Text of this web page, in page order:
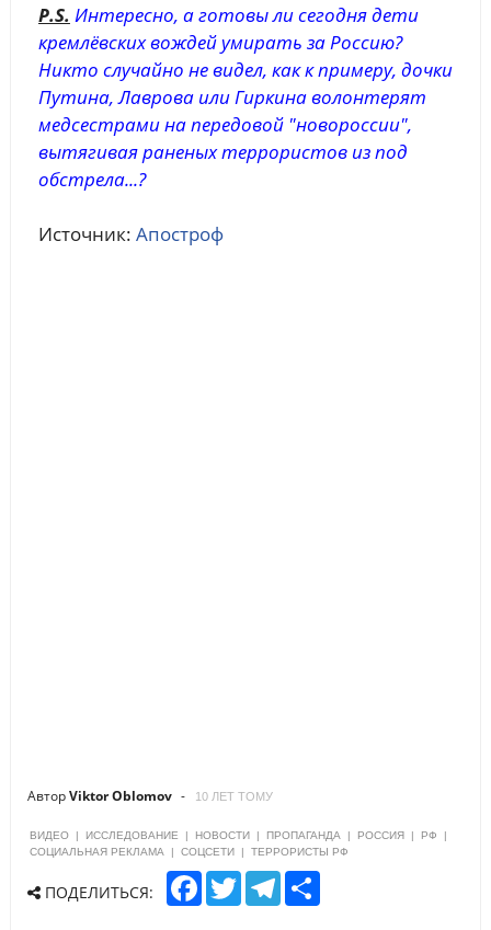
P.S. Интересно, а готовы ли сегодня дети
кремлёвских вождей умирать за Россию?
Никто случайно не видел, как к примеру, дочки
Путина, Лаврова или Гиркина волонтерят
медсестрами на передовой "новороссии",
вытягивая раненых террористов из под
обстрела...?
Источник: Апостроф
АвторViktor Oblomov 10 ЛЕТ ТОМУ
ВИДЕО | ИССЛЕДОВАНИЕ | НОВОСТИ | ПРОПАГАНДА | РОССИЯ | РФ
|
СОЦИАЛЬНАЯ РЕКЛАМА
| СОЦСЕТИ | ТЕРРОРИСТЫ РФ
ПОДЕЛИТЬСЯ:
F
T
w
T
S